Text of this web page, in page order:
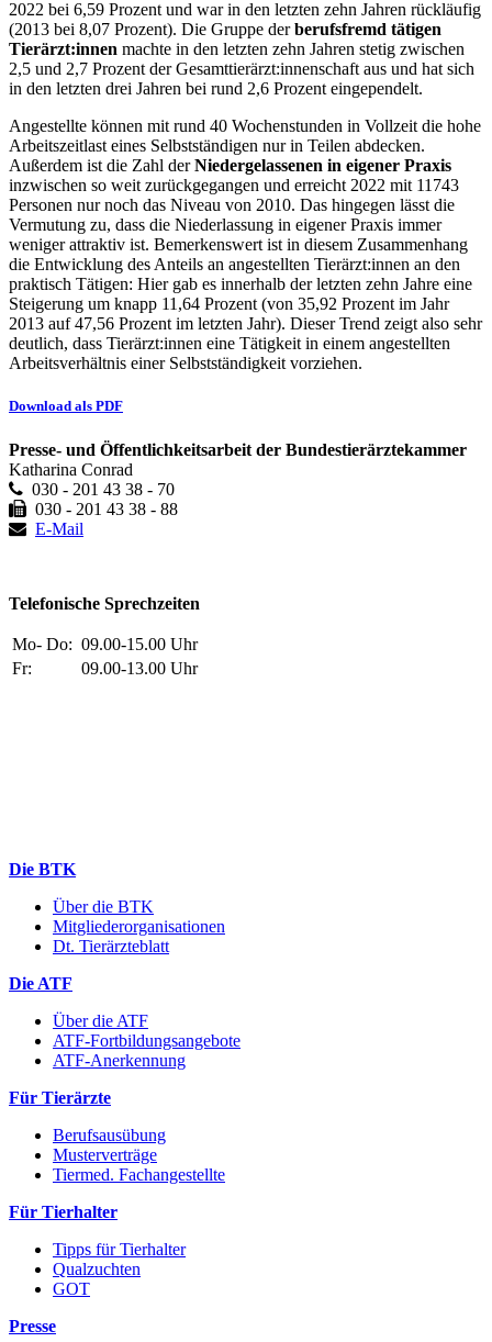
2022 bei 6,59 Prozent und war in den letzten zehn Jahren rückläufig
(2013 bei 8,07 Prozent). Die Gruppe derberufsfremd tätigen
Tierärzt:innen machte in den letzten zehn Jahren stetig zwischen
2,5 und 2,7 Prozent der Gesamttierärzt:innenschaft aus und hat sich
in den letzten drei Jahren bei rund 2,6 Prozent eingependelt.
Angestellte können mit rund 40 Wochenstunden in Vollzeit die hohe
Arbeitszeitlast eines Selbstständigen nur in Teilen abdecken.
Außerdem ist die Zahl derNiedergelassenen in eigener Praxis
inzwischen so weit zurückgegangen und erreicht 2022 mit 11743
Personen nur noch das Niveau von 2010. Das hingegen lässt die
Vermutung zu, dass die Niederlassung in eigener Praxis immer
weniger attraktiv ist. Bemerkenswert ist in diesem Zusammenhang
die Entwicklung des Anteils an angestellten Tierärzt:innen an den
praktisch Tätigen: Hier gab es innerhalb der letzten zehn Jahre eine
Steigerung um knapp 11,64 Prozent (von 35,92 Prozent im Jahr
2013 auf 47,56 Prozent im letzten Jahr). Dieser Trend zeigt also sehr
deutlich, dass Tierärzt:innen eine Tätigkeit in einem angestellten
Arbeitsverhältnis einer Selbstständigkeit vorziehen.
Download als PDF
Presse- und Öffentlichkeitsarbeit der Bundestierärztekammer
Katharina Conrad
030 - 201 43 38 - 70
030 - 201 43 38 - 88
E-Mail
Telefonische Sprechzeiten
Mo- Do: 09.00-15.00 Uhr
Fr:
09.00-13.00 Uhr
Die BTK
Über die BTK
Mitgliederorganisationen
Dt. Tierärzteblatt
Die ATF
Über die ATF
ATF-Fortbildungsangebote
ATF-Anerkennung
Für Tierärzte
Berufsausübung
Musterverträge
Tiermed. Fachangestellte
Für Tierhalter
Tipps für Tierhalter
Qualzuchten
GOT
Presse